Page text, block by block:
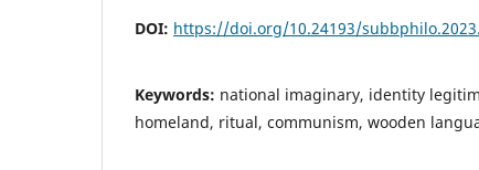
DOI: https://doi.org/10.24193/
Keywords: national imaginary, identity
homeland, ritual, communism, wooden